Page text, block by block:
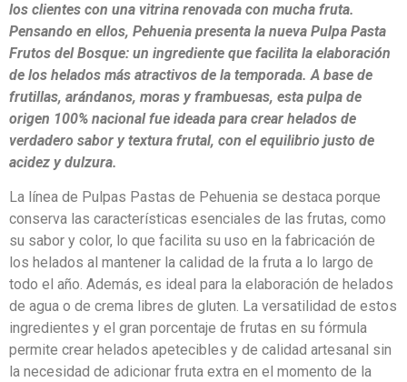
los clientes con una vitrina renovada con mucha fruta.
Pensando en ellos, Pehuenia presenta la nueva Pulpa Pasta
Frutos del Bosque: un ingrediente que facilita la elaboración
de los helados más atractivos de la temporada. A base de
frutillas, arándanos, moras y frambuesas, esta pulpa de
origen 100% nacional fue ideada para crear helados de
verdadero sabor y textura frutal, con el equilibrio justo de
acidez y dulzura.
La línea de Pulpas Pastas de Pehuenia se destaca porque
conserva las características esenciales de las frutas, como
su sabor y color, lo que facilita su uso en la fabricación de
los helados al mantener la calidad de la fruta a lo largo de
todo el año. Además, es ideal para la elaboración de helados
de agua o de crema libres de gluten. La versatilidad de estos
ingredientes y el gran porcentaje de frutas en su fórmula
permite crear helados apetecibles y de calidad artesanal sin
la necesidad de adicionar fruta extra en el momento de la